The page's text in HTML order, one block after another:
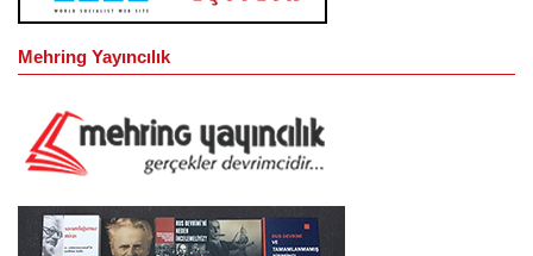
Mehring Yayıncılık